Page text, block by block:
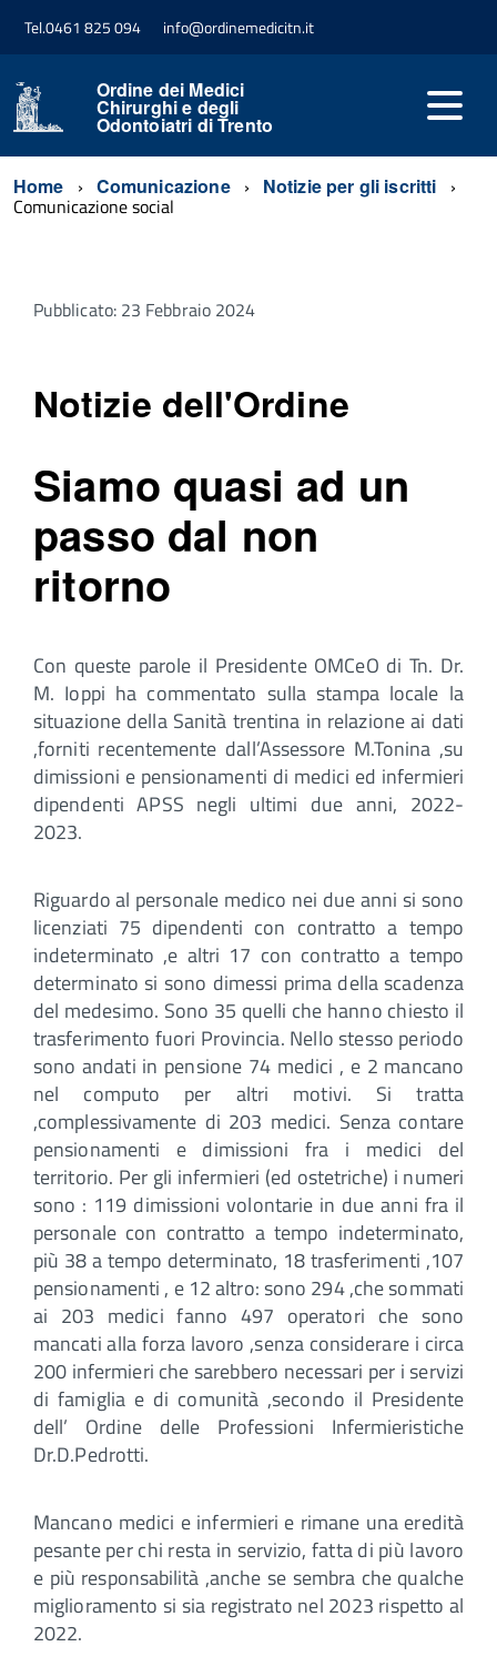
Tel.0461 825 094 info@ordinemedicitn.it
Ordine dei Medici
Chirurghi e degli
Odontoiatri di Trento
Home Comunicazione Notizie per gli iscritti
Comunicazione social
Pubblicato: 23 Febbraio 2024
Notizie dell'Ordine
Siamo quasi ad un
passo dal non
ritorno
Con queste parole il Presidente OMCeO di Tn. Dr.
M. Ioppi ha commentato sulla stampa locale la
situazione della Sanità trentina in relazione ai dati
,forniti recentemente dall’Assessore M.Tonina ,su
dimissioni e pensionamenti di medici ed infermieri
dipendenti APSS negli ultimi due anni, 2022-
2023.
Riguardo al personale medico nei due anni si sono
licenziati 75 dipendenti con contratto a tempo
indeterminato ,e altri 17 con contratto a tempo
determinato si sono dimessi prima della scadenza
del medesimo. Sono 35 quelli che hanno chiesto il
trasferimento fuori Provincia. Nello stesso periodo
sono andati in pensione 74 medici , e 2 mancano
nel computo per altri motivi. Si tratta
,complessivamente di 203 medici. Senza contare
pensionamenti e dimissioni fra i medici del
territorio. Per gli infermieri (ed ostetriche) i numeri
sono : 119 dimissioni volontarie in due anni fra il
personale con contratto a tempo indeterminato,
più 38 a tempo determinato, 18 trasferimenti ,107
pensionamenti , e 12 altro: sono 294 ,che sommati
ai 203 medici fanno 497 operatori che sono
mancati alla forza lavoro ,senza considerare i circa
200 infermieri che sarebbero necessari per i servizi
di famiglia e di comunità ,secondo il Presidente
dell’ Ordine delle Professioni Infermieristiche
Dr.D.Pedrotti.
Mancano medici e infermieri e rimane una eredità
pesante per chi resta in servizio, fatta di più lavoro
e più responsabilità ,anche se sembra che qualche
miglioramento si sia registrato nel 2023 rispetto al
2022.